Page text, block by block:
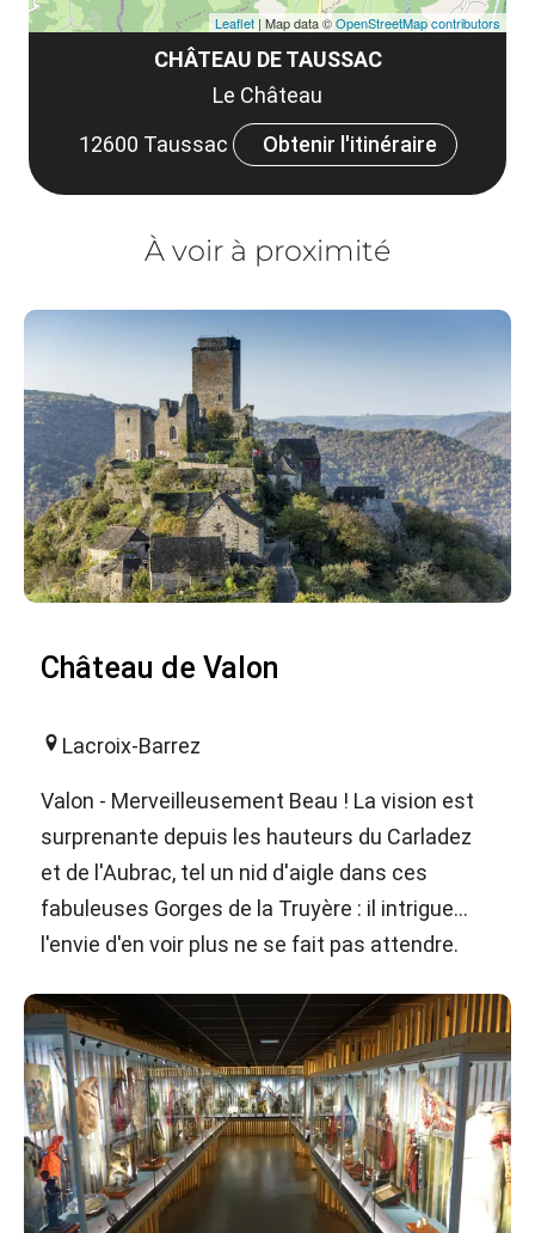
CHÂTEAU DE TAUSSAC
Le Château
12600 Taussac
Obtenir l'itinéraire
Leaflet | Map data ©OpenStreetMap contributors
À voir à proximité
Château de Valon
Lacroix-Barrez
Valon - Merveilleusement Beau ! La vision est
surprenante depuis les hauteurs du Carladez
et de l'Aubrac, tel un nid d'aigle dans ces
fabuleuses Gorges de la Truyère : il intrigue...
l'envie d'en voir plus ne se fait pas attendre.